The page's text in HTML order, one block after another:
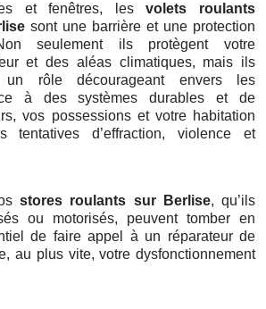
et fenêtres, lesvolets roulants
sont une barrière et une protection
seulement ils protègent votre
et des aléas climatiques, mais ils
un rôle décourageant envers les
à des systèmes durables et de
vos possessions et votre habitation
tentatives d’effraction, violence et
stores roulants sur Berlise, qu’ils
ou motorisés, peuvent tomber en
de faire appel à un réparateur de
au plus vite, votre dysfonctionnement